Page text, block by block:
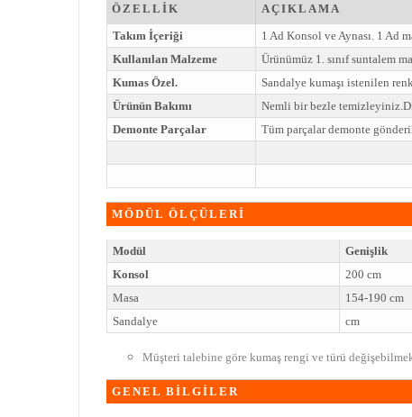
ÖZELLİK
AÇIKLAMA
Takım İçeriği
1 Ad Konsol ve Aynası. 1 Ad
Kullanılan Malzeme
Ürünümüz 1. sınıf suntalem
Kumas Özel.
Sandalye kumaşı istenilen
Ürünün Bakımı
Nemli bir bezle
Demonte Parçalar
Tüm parçalar demonte
MÖDÜL ÖLÇÜLERİ
Modül Genişlik
Konsol
200 cm
Masa
154-190 cm
Sandalye
cm
Müşteri talebine göre kumaş rengi ve türü
GENEL BİLGİLER